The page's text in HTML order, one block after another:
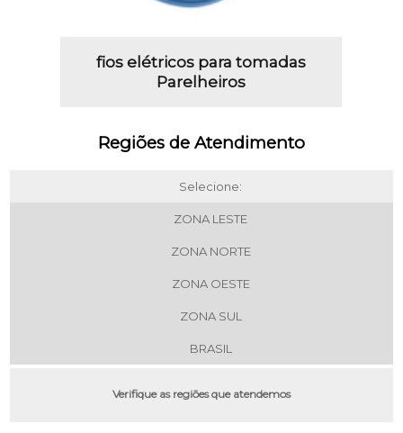
fios elétricos para tomadas
Parelheiros
Regiões de Atendimento
Selecione:
ZONA LESTE
ZONA NORTE
ZONA OESTE
ZONA SUL
BRASIL
Verifique as regiões que atendemos